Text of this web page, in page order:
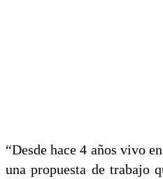
“Desde hace 4 años vivo
una propuesta de trabajo